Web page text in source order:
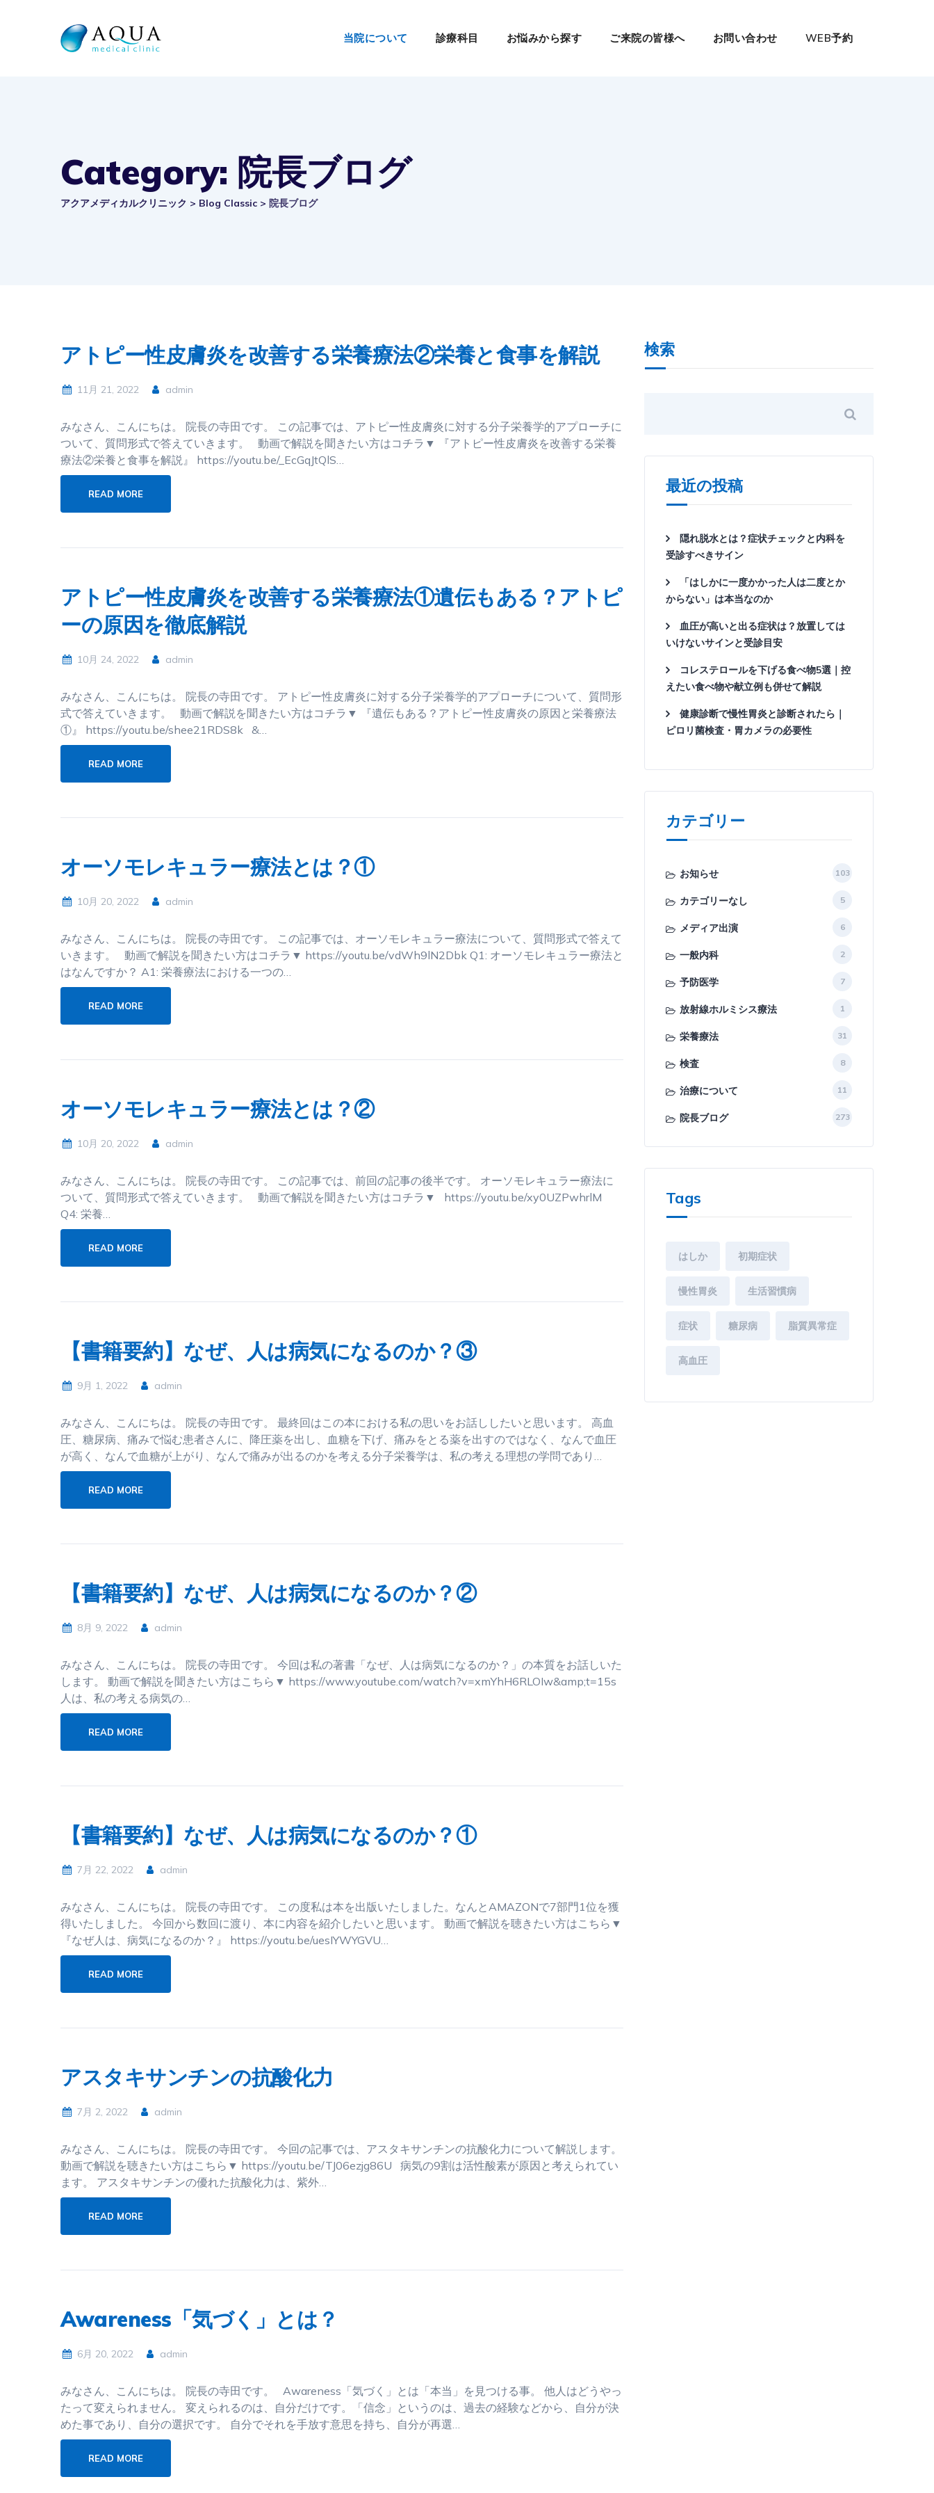
当院について 診療科目 お悩みから探す ご来院の皆様へ お問い合わせ WEB予約
Category: 院長ブログ
アクアメディカルクリニック > Blog Classic > 院長ブログ
アトピー性皮膚炎を改善する栄養療法②栄養と食事を解説
11月 21, 2022 admin
みなさん、こんにちは。 院長の寺田です。 この記事では、アトピー性皮膚炎に対する分子栄養学的アプローチに
ついて、質問形式で答えていきます。 動画で解説を聞きたい方はコチラ▼ 『アトピー性皮膚炎を改善する栄養
療法②栄養と食事を解説』 https://youtu.be/_EcGqJtQlS…
READ MORE
アトピー性皮膚炎を改善する栄養療法①遺伝もある？アトピ
ーの原因を徹底解説
10月 24, 2022 admin
みなさん、こんにちは。 院長の寺田です。 アトピー性皮膚炎に対する分子栄養学的アプローチについて、質問形
式で答えていきます。 動画で解説を聞きたい方はコチラ▼ 『遺伝もある？アトピー性皮膚炎の原因と栄養療法
①』 https://youtu.be/shee21RDS8k &…
READ MORE
オーソモレキュラー療法とは？①
10月 20, 2022 admin
みなさん、こんにちは。 院長の寺田です。 この記事では、オーソモレキュラー療法について、質問形式で答えて
いきます。 動画で解説を聞きたい方はコチラ▼ https://youtu.be/vdWh9lN2Dbk Q1: オーソモレキュラー療法と
はなんですか？ A1: 栄養療法における一つの…
READ MORE
オーソモレキュラー療法とは？②
10月 20, 2022 admin
みなさん、こんにちは。 院長の寺田です。 この記事では、前回の記事の後半です。 オーソモレキュラー療法に
ついて、質問形式で答えていきます。 動画で解説を聞きたい方はコチラ▼ https://youtu.be/xy0UZPwhrlM
Q4: 栄養…
READ MORE
【書籍要約】なぜ、人は病気になるのか？③
9月 1, 2022 admin
みなさん、こんにちは。 院長の寺田です。 最終回はこの本における私の思いをお話ししたいと思います。 高血
圧、糖尿病、痛みで悩む患者さんに、降圧薬を出し、血糖を下げ、痛みをとる薬を出すのではなく、なんで血圧
が高く、なんで血糖が上がり、なんで痛みが出るのかを考える分子栄養学は、私の考える理想の学問であり…
READ MORE
【書籍要約】なぜ、人は病気になるのか？②
8月 9, 2022 admin
みなさん、こんにちは。 院長の寺田です。 今回は私の著書「なぜ、人は病気になるのか？」の本質をお話しいた
します。 動画で解説を聞きたい方はこちら▼ https://www.youtube.com/watch?v=xmYhH6RLOIw&amp;t=15s
人は、私の考える病気の…
READ MORE
【書籍要約】なぜ、人は病気になるのか？①
7月 22, 2022 admin
みなさん、こんにちは。 院長の寺田です。 この度私は本を出版いたしました。なんとAMAZONで7部門1位を獲
得いたしました。 今回から数回に渡り、本に内容を紹介したいと思います。 動画で解説を聴きたい方はこちら▼
『なぜ人は、病気になるのか？』 https://youtu.be/uesIYWYGVU…
READ MORE
アスタキサンチンの抗酸化力
7月 2, 2022 admin
みなさん、こんにちは。 院長の寺田です。 今回の記事では、アスタキサンチンの抗酸化力について解説します。
動画で解説を聴きたい方はこちら▼ https://youtu.be/TJ06ezjg86U 病気の9割は活性酸素が原因と考えられてい
ます。 アスタキサンチンの優れた抗酸化力は、紫外…
READ MORE
Awareness「気づく」とは？
6月 20, 2022 admin
みなさん、こんにちは。 院長の寺田です。 Awareness「気づく」とは「本当」を見つける事。 他人はどうやっ
たって変えられません。 変えられるのは、自分だけです。「信念」というのは、過去の経験などから、自分が決
めた事であり、自分の選択です。 自分でそれを手放す意思を持ち、自分が再選…
READ MORE
検索
最近の投稿
隠れ脱水とは？症状チェックと内科を
受診すべきサイン
「はしかに一度かかった人は二度とか
からない」は本当なのか
血圧が高いと出る症状は？放置しては
いけないサインと受診目安
コレステロールを下げる食べ物5選｜控
えたい食べ物や献立例も併せて解説
健康診断で慢性胃炎と診断されたら｜
ピロリ菌検査・胃カメラの必要性
カテゴリー
お知らせ 103
カテゴリーなし 5
メディア出演 6
一般内科 2
予防医学 7
放射線ホルミシス療法 1
栄養療法 31
検査 8
治療について 11
院長ブログ 273
Tags
はしか 初期症状
慢性胃炎 生活習慣病
症状 糖尿病 脂質異常症
高血圧